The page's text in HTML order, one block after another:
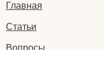
Главная
Статьи
Вопросы